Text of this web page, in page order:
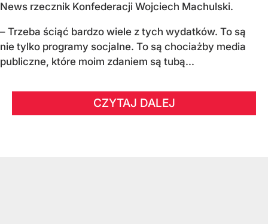
News rzecznik Konfederacji Wojciech Machulski.
– Trzeba ściąć bardzo wiele z tych wydatków. To są
nie tylko programy socjalne. To są chociażby media
publiczne, które moim zdaniem są tubą...
CZYTAJ DALEJ